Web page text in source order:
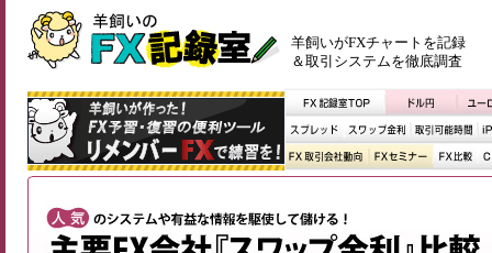
羊飼いがFXチャートを記録
＆取引システムを徹底調査